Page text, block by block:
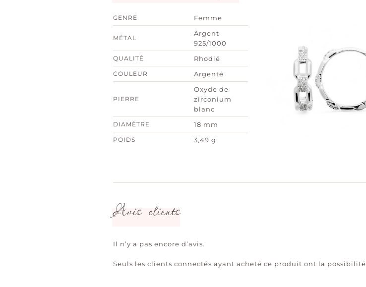
GENRE Femme
MÉTAL
Argent
925/1000
QUALITÉ Rhodié
COULEUR Argenté
PIERRE
Oxyde de
zirconium
blanc
DIAMÈTRE 18 mm
POIDS 3,49 g
Avis clients
Il n’y a pas encore d’avis.
Seuls les clients connectés ayant acheté ce produit ont la